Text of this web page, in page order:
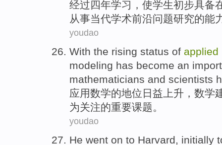
经过四年学习 ，使学生初步具备
从事当代学术前沿问题研究的能
youdao
With the rising status of applied
modeling has become an
mathematicians and scientists
应用数学的地位 日益上升 ， 数学
为关注的重要课题。
youdao
He went on to Harvard, initially